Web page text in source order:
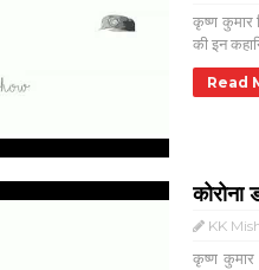
कृष्ण कुमार
की इन
Read
कोरोना
KK
कृष्ण कुमार